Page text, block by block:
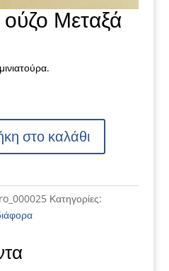
Μεταξά
στο καλάθι
Κατηγορίες: